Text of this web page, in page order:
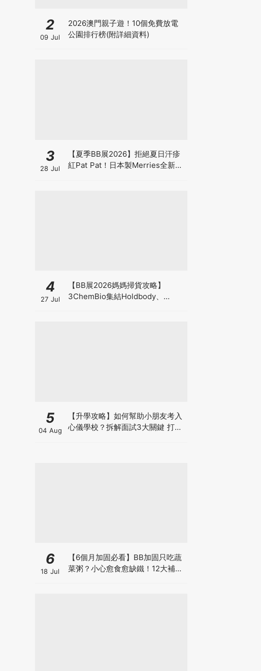
2
09 Jul
2026澳門親子遊！10個免費放電
公園排行榜(附詳細資料)
3
28 Jul
【夏季BB展2026】拒絕夏日汗疹
紅Pat Pat！日本製Merries全新超
4
27 Jul
【BB展2026媽媽掃貨攻略】
3ChemBio集結Holdbody、
5
04 Aug
【升學攻略】如何幫助小朋友考入
心儀學校？拆解面試3大關鍵 打好
6
18 Jul
【6個月加固必看】BB加固只吃蔬
菜粥？小心愈食愈缺鐵！12大補鐵